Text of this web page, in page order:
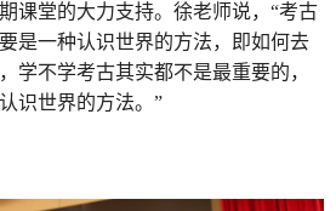
课堂的大力支持。徐老师说，“考古
是一种认识世界的方法，即如何去
学不学考古其实都不是最重要的，
识世界的方法。”